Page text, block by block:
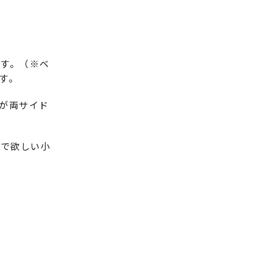
。（※ベ
。
両サイド
欲しい小